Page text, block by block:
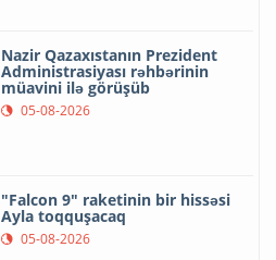
Nazir Qazaxıstanın Prezident
Administrasiyası rəhbərinin
müavini ilə görüşüb
05-08-2026
"Falcon 9" raketinin bir hissəsi
Ayla toqquşacaq
05-08-2026